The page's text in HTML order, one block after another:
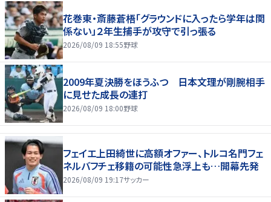
花巻東・斎藤蒼梧「グラウンドに入ったら学年は関
係ない」２年生捕手が攻守で引っ張る
2026/08/09 18:55野球
2009年夏決勝をほうふつ 日本文理が剛腕相手
に見せた成長の連打
2026/08/09 18:00野球
フェイエ上田綺世に高額オファー、トルコ名門フェ
ネルバフチェ移籍の可能性急浮上も…開幕先発
2026/08/09 19:17サッカー